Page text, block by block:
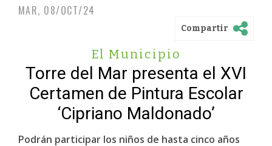
MAR, 08/OCT/24
Compartir
El Municipio
Torre del Mar presenta el XVI
Certamen de Pintura Escolar
‘Cipriano Maldonado’
Podrán participar los niños de hasta cinco años